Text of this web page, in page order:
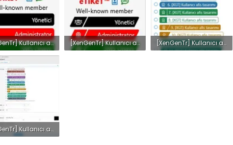
[XenGenTr] Kullanıcı afiş tasarımları - tasarımlar 3.webp
Görüntüleme: 24
[XenGenTr] Kullanıcı afiş tasarımları - tasarımlar 4.webp
[XenGenTr] Kullanıcı afiş tasarımları - tasarımlar (1).webp
[XenGenTr] Kullanıcı afiş tasarımları - Admin panel Tema özellikleri.webp